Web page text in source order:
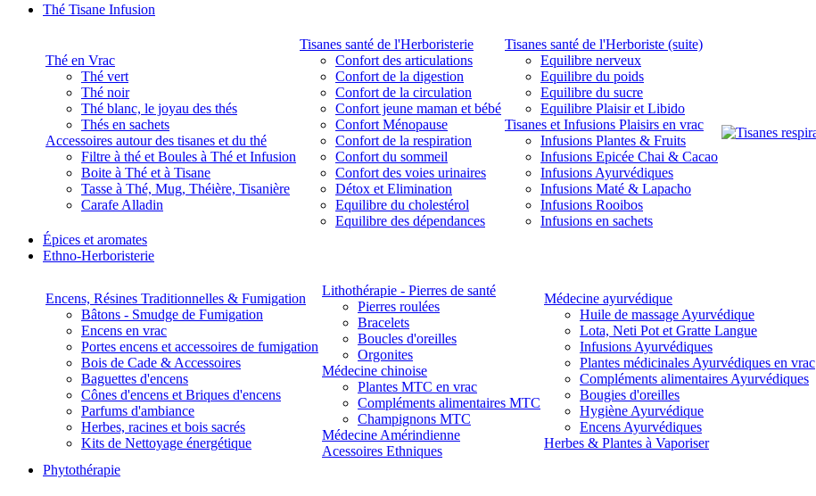
Thé Tisane Infusion
Thé en Vrac
Thé vert
Thé noir
Thé blanc, le joyau des thés
Thés en sachets
Accessoires autour des tisanes et du thé
Filtre à thé et Boules à Thé et Infusion
Boite à Thé et à Tisane
Tasse à Thé, Mug, Théière, Tisanière
Carafe Alladin
Tisanes santé de l'Herboristerie
Confort des articulations
Confort de la digestion
Confort de la circulation
Confort jeune maman et bébé
Confort Ménopause
Confort de la respiration
Confort du sommeil
Confort des voies urinaires
Détox et Elimination
Equilibre du cholestérol
Equilibre des dépendances
Tisanes santé de l'Herboriste (suite)
Equilibre nerveux
Equilibre du poids
Equilibre du sucre
Equilibre Plaisir et Libido
Tisanes et Infusions Plaisirs en vrac
Infusions Plantes & Fruits
Infusions Epicée Chai & Cacao
Infusions Ayurvédiques
Infusions Maté & Lapacho
Infusions Rooibos
Infusions en sachets
Épices et aromates
Ethno-Herboristerie
Encens, Résines Traditionnelles & Fumigation
Bâtons - Smudge de Fumigation
Encens en vrac
Portes encens et accessoires de fumigation
Bois de Cade & Accessoires
Baguettes d'encens
Cônes d'encens et Briques d'encens
Parfums d'ambiance
Herbes, racines et bois sacrés
Kits de Nettoyage énergétique
Lithothérapie - Pierres de santé
Pierres roulées
Bracelets
Boucles d'oreilles
Orgonites
Médecine chinoise
Plantes MTC en vrac
Compléments alimentaires MTC
Champignons MTC
Médecine Amérindienne
Acessoires Ethniques
Médecine ayurvédique
Huile de massage Ayurvédique
Lota, Neti Pot et Gratte Langue
Infusions Ayurvédiques
Plantes médicinales Ayurvédiques en vrac
Compléments alimentaires Ayurvédiques
Bougies d'oreilles
Hygiène Ayurvédique
Encens Ayurvédiques
Herbes & Plantes à Vaporiser
Phytothérapie